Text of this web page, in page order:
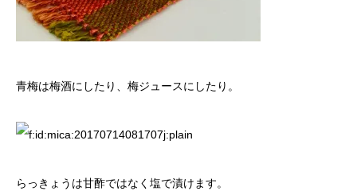
青梅は梅酒にしたり、梅ジュースにしたり。
らっきょうは甘酢ではなく塩で漬けます。